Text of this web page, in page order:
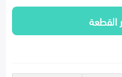
القطعة